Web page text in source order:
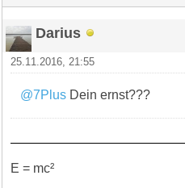
Darius
25.11.2016, 21:55
@7Plus Dein ernst???
E = mc²